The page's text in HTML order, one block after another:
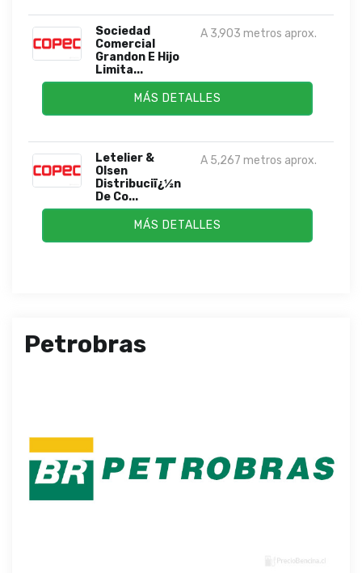
Sociedad
Comercial
Grandon E Hijo
Limita...
A 3,903 metros aprox.
MÁS DETALLES
Letelier &
Olsen
Distribuciï¿½n
De Co...
A 5,267 metros aprox.
MÁS DETALLES
Petrobras